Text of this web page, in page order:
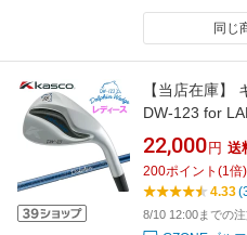
同じ
【当店在庫】
DW-123 for
22,000 円 送
200ポイント (1倍)
4.33
8/10 12:00までの